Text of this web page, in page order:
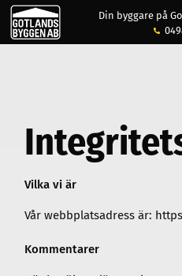
Din byggare på
Vilka vi är
Vår webbplatsadress är:
Kommentarer